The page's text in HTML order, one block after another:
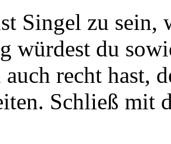
Singel zu sein,
würdest du
recht hast,
Schließ mit